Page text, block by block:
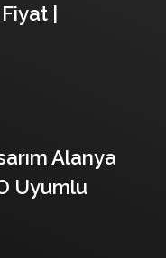
|
Alanya
Uyumlu